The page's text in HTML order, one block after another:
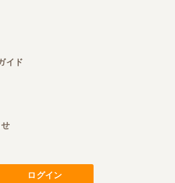
イド
ログイン